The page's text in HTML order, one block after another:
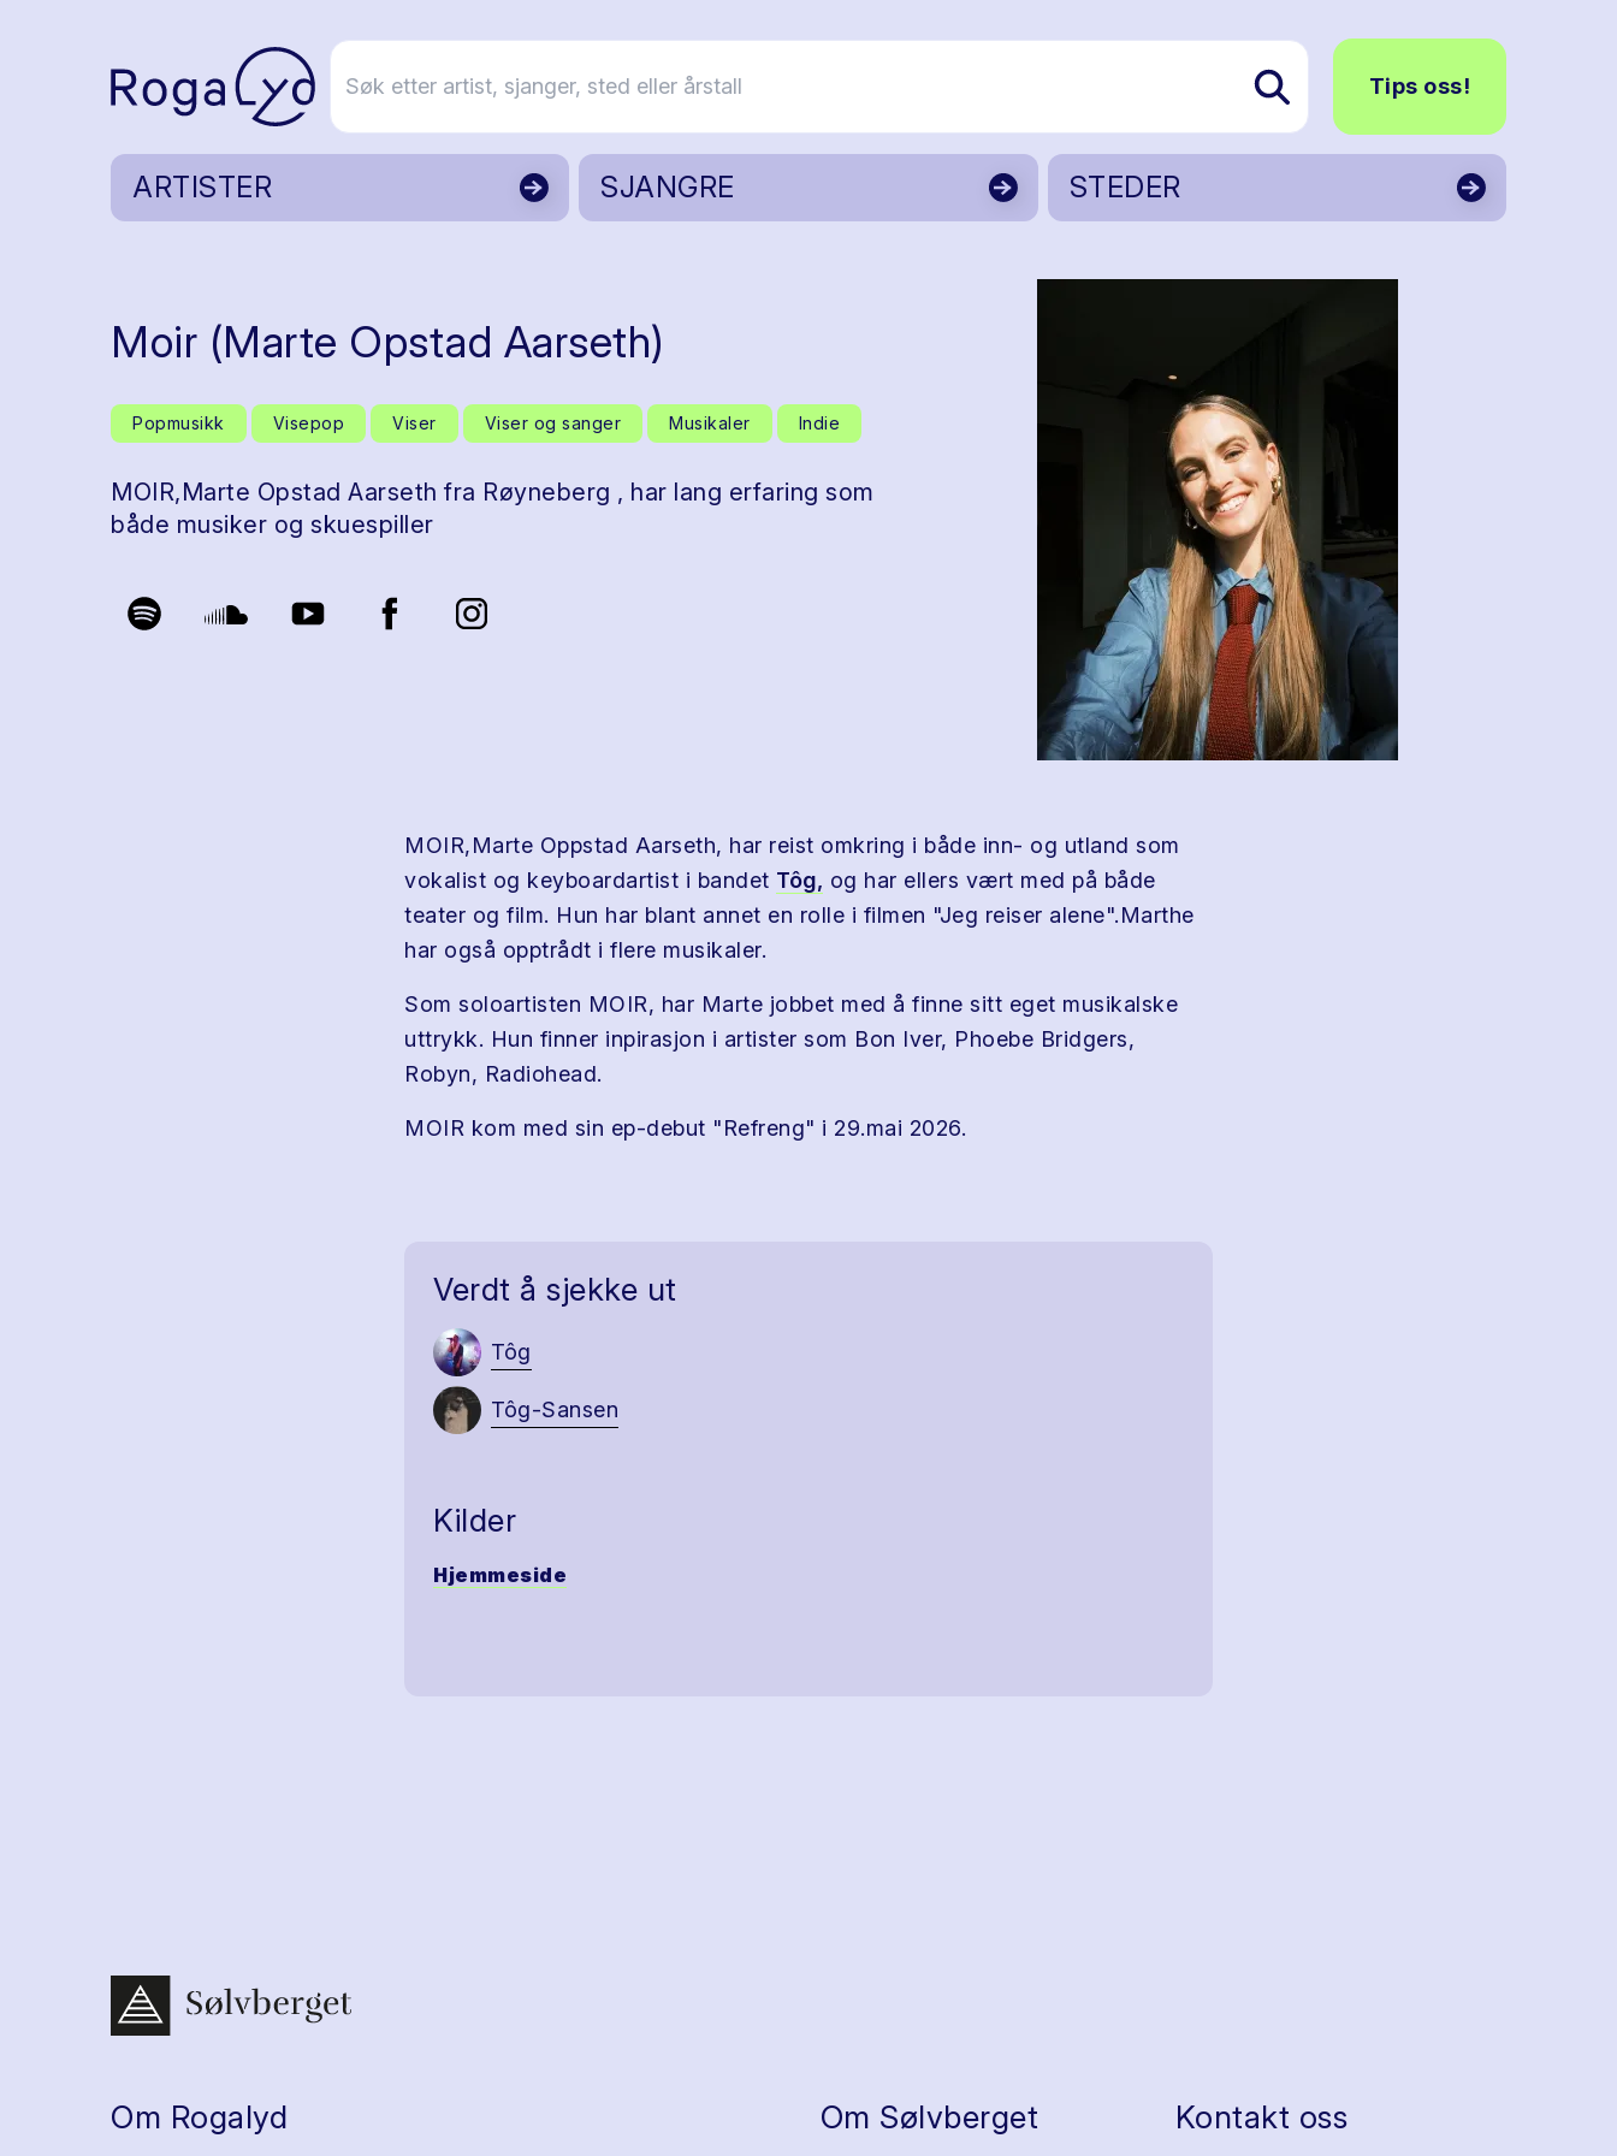
Tips oss!
ARTISTER SJANGRE STEDER
Moir (Marte Opstad Aarseth)
Popmusikk Visepop Viser Viser og sanger Musikaler Indie
MOIR,Marte Opstad Aarseth fra Røyneberg , har lang erfaring som
både musiker og skuespiller
MOIR,Marte Oppstad Aarseth, har reist omkring i både inn- og utland som
vokalist og keyboardartist i bandet Tôg, og har ellers vært med på både
teater og film. Hun har blant annet en rolle i filmen "Jeg reiser alene".Marthe
har også opptrådt i flere musikaler.
Som soloartisten MOIR, har Marte jobbet med å finne sitt eget musikalske
uttrykk. Hun finner inpirasjon i artister som Bon Iver, Phoebe Bridgers,
Robyn, Radiohead.
MOIR kom med sin ep-debut "Refreng" i 29.mai 2026.
Verdt å sjekke ut
Tôg
Tôg-Sansen
Kilder
Hjemmeside
Om Rogalyd Om Sølvberget Kontakt oss